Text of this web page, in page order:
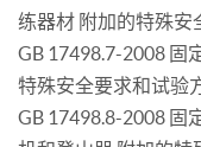
练器材 附加的特殊安
GB 17498.7-2008 固
特殊安全要求和试验
GB 17498.8-2008 固